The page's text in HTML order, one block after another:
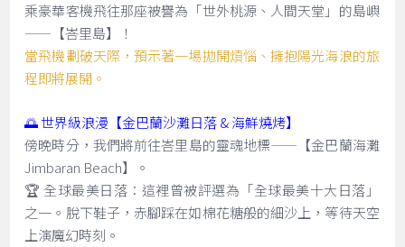
乘豪華客機飛往那座被譽為「世外桃源、人間天堂」的島嶼
——【峇里島】！
當飛機劃破天際，預示著一場拋開煩惱、擁抱陽光海浪的旅
程即將展開。
🌅 世界級浪漫【金巴蘭沙灘日落 & 海鮮燒烤】
傍晚時分，我們將前往峇里島的靈魂地標——【金巴蘭海灘
Jimbaran Beach】。
🏆 全球最美日落：這裡曾被評選為「全球最美十大日落」
之一。脫下鞋子，赤腳踩在如棉花糖般的細沙上，等待天空
上演魔幻時刻。